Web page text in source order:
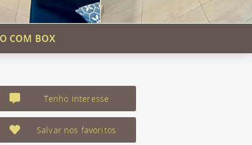
COM BOX
Tenho interesse
Salvar nos favoritos